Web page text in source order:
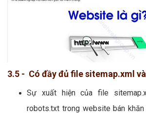
3.5 - Có đầy đủ file sitemap.xml
Sự xuất hiện của file
robots.txt trong website bán